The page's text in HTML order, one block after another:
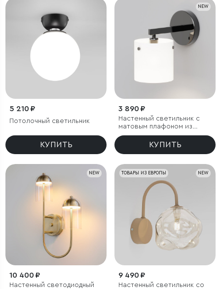
5 210 ₽
Потолочный светильник
КУПИТЬ
NEW
3 890 ₽
Настенный светильник с
матовым плафоном из
стекла
КУПИТЬ
NEW
10 400 ₽
Настенный светодиодный
NEW
ТОВАРЫ ИЗ ЕВРОПЫ
9 490 ₽
Настенный светильник со